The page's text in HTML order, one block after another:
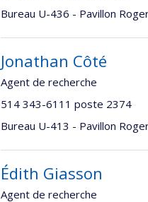
Bureau U-436 - Pavillon
Jonathan Côté
Agent de recherche
514 343-6111 poste 2374
Bureau U-413 - Pavillon
Édith Giasson
Agent de recherche